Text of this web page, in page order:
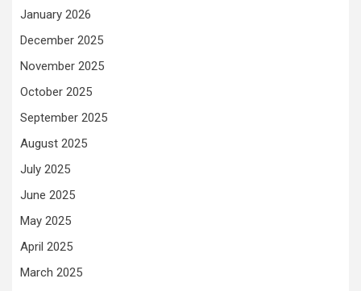
January 2026
December 2025
November 2025
October 2025
September 2025
August 2025
July 2025
June 2025
May 2025
April 2025
March 2025